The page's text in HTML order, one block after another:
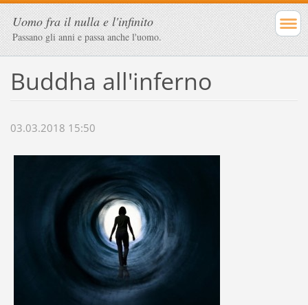
Uomo fra il nulla e l'infinito
Passano gli anni e passa anche l'uomo.
Buddha all'inferno
03.03.2018 15:50